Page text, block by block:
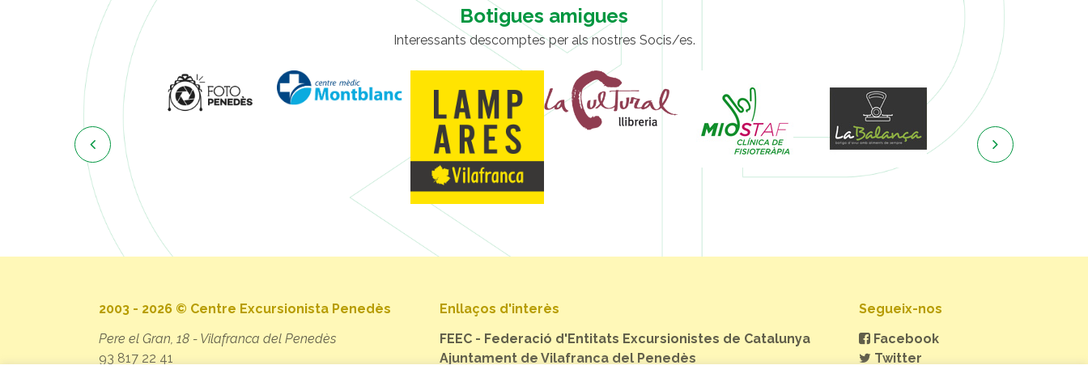
Botigues amigues
Interessants descomptes per als nostres Socis/es.
 
2003 - 2026 © Centre Excursionista Penedès
Pere el Gran, 18 - Vilafranca del Penedès
93 817 22 41
Enllaços d'interès
FEEC - Federació d'Entitats Excursionistes de Catalunya
Ajuntament de Vilafranca del Penedès
Segueix-nos
Facebook
Twitter